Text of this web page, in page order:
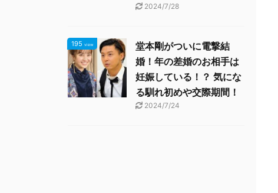
2024/7/28
195 view
堂本剛がついに電撃結
婚！年の差婚のお相手は
妊娠している！？ 気にな
る馴れ初めや交際期間！
2024/7/24